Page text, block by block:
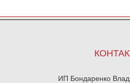
ИП Бондаренко